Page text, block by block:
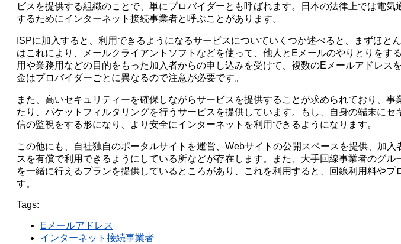
ビスを提供する組織のことで、単にプロバイダーとも呼ばれます。日本の法律上では電
するためにインターネット接続事業者と呼ぶことがあります。
ISPに加入すると、利用できるようになるサービスについていくつか述べると、まずほ
はこれにより、メールクライアントソフトなどを使って、他人とEメールのやりとりを
用や業務用などの目的をもった加入者からの申し込みを受けて、複数のEメールアドレ
金はプロバイダーごとに異なるので注意が必要です。
また、高いセキュリティーを確保しながらサービスを提供することが求められており、
たり、パケットフィルタリングを行うサービスを提供しています。もし、自身の端末に
信の監視をする形になり、より安全にインターネットを利用できるようになります。
この他にも、自社独自のポータルサイトを運営、Webサイトの公開スペースを提供、加
スを有償で利用できるようにしている所などが存在します。また、大手回線事業者のグ
を一緒に行えるプランを提供しているところがあり、これを利用すると、回線利用料や
す。
Tags:
Eメールアドレス
インターネット接続事業者